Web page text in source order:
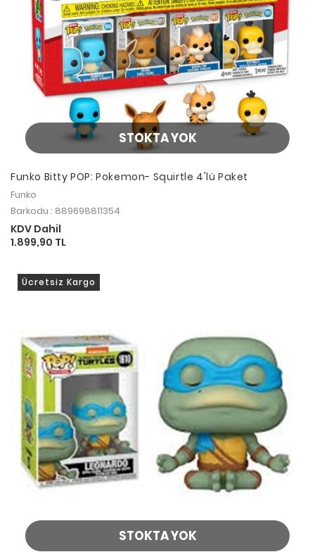
STOKTA YOK
Funko Bitty POP: Pokemon- Squirtle 4'lü Paket
Funko
Barkodu : 889698811354
KDV Dahil
1.899,90 TL
STOKTA YOK
Ücretsiz Kargo